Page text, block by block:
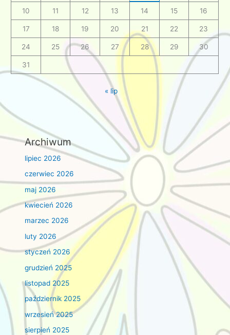
10 11 12 13 14 15 16
17 18 19 20 21 22 23
24 25 26 27 28 29 30
31
« lip
Archiwum
lipiec 2026
czerwiec 2026
maj 2026
kwiecień 2026
marzec 2026
luty 2026
styczeń 2026
grudzień 2025
listopad 2025
październik 2025
wrzesień 2025
sierpień 2025